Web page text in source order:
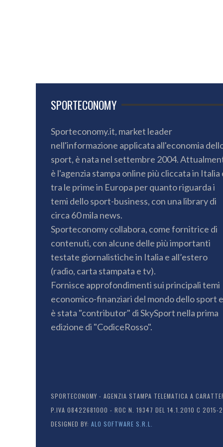
SPORTECONOMY
Sporteconomy.it, market leader
nell'informazione applicata all'economia
sport, è nata nel settembre 2004.
è l'agenzia stampa online più cliccata in Italia
tra le prime in Europa per quanto riguarda i
temi dello sport-business, con una library di
circa 60 mila news.
Sporteconomy collabora, come fornitrice di
contenuti, con alcune delle più importanti
testate giornalistiche in Italia e all’estero
(radio, carta stampata e tv).
Fornisce approfondimenti sui principali temi
economico-finanziari del mondo dello sport
è stata "contributor" di SkySport nella prima
edizione di "CodiceRosso".
SPORTECONOMY - AGENZIA STAMPA TELEMATICA A
P.IVA 08422681000 - ROC N. 19347 DEL 14.1.2010 C 2015-
DESIGNED BY: ALO SOFTWARE S.R.L.